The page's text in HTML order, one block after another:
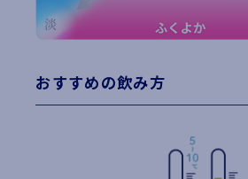
おすすめの飲み方